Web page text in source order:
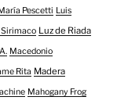
Pescetti Luis
Sirimaco Luz de Riada
Macedonio
Rita Madera
Mahogany Frog